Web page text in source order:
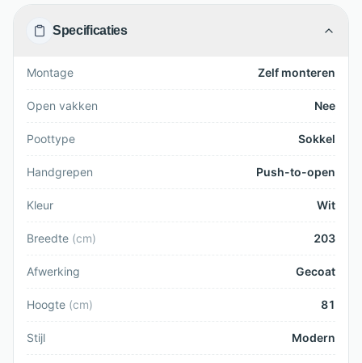
Specificaties
Montage Zelf monteren
Open vakken Nee
Poottype Sokkel
Handgrepen Push-to-open
Kleur Wit
Breedte (cm) 203
Afwerking Gecoat
Hoogte (cm) 81
Stijl Modern